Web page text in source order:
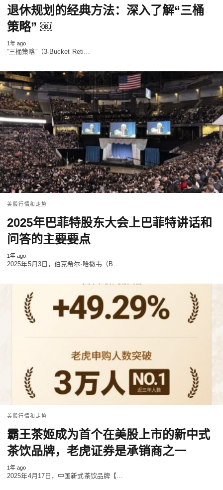
退休规划的经典方法：深入了解“三桶
策略” ￼
1年 ago
“三桶策略”（3-Bucket Reti…
美股行情和走势
2025年巴菲特股东大会上巴菲特讲话和
问答的主要要点
1年 ago
2025年5月3日，伯克希尔·哈撒韦（B…
美股行情和走势
霸王茶姬成为首个在美股上市的新中式
茶饮品牌，老虎证券是承销商之一
1年 ago
2025年4月17日，中国新式茶饮品牌【…